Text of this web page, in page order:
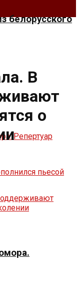
белорусского
В
о